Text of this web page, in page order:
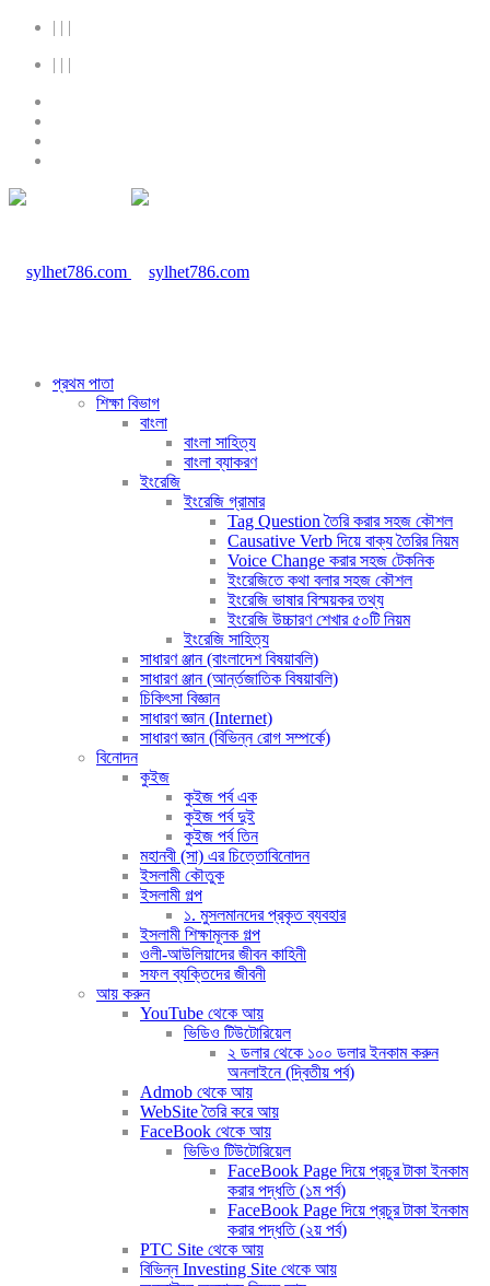
| | |
| | |
প্রথম পাতা
শিক্ষা বিভাগ
বাংলা
বাংলা সাহিত্য
বাংলা ব্যাকরণ
ইংরেজি
ইংরেজি গ্রামার
Tag Question তৈরি করার সহজ কৌশল
Causative Verb দিয়ে বাক্য তৈরির নিয়ম
Voice Change করার সহজ টেকনিক
ইংরেজিতে কথা বলার সহজ কৌশল
ইংরেজি ভাষার বিস্ময়কর তথ্য
ইংরেজি উচ্চারণ শেখার ৫০টি নিয়ম
ইংরেজি সাহিত্য
সাধারণ ঞ্জান (বাংলাদেশ বিষয়াবলি)
সাধারণ ঞ্জান (আর্ন্তজাতিক বিষয়াবলি)
চিকিৎসা বিজ্ঞান
সাধারণ জ্ঞান (Internet)
সাধারণ জ্ঞান (বিভিন্ন রোগ সম্পর্কে)
বিনোদন
কুইজ
কুইজ পর্ব এক
কুইজ পর্ব দুই
কুইজ পর্ব তিন
মহানবী (সা) এর চিত্তোবিনোদন
ইসলামী কৌতুক
ইসলামী গল্প
১. মুসলমানদের প্রকৃত ব্যবহার
ইসলামী শিক্ষামূলক গল্প
ওলী-আউলিয়াদের জীবন কাহিনী
সফল ব্যক্তিদের জীবনী
আয় করুন
YouTube থেকে আয়
ভিডিও টিউটোরিয়েল
২ ডলার থেকে ১০০ ডলার ইনকাম করুন
অনলাইনে (দ্বিতীয় পর্ব)
Admob থেকে আয়
WebSite তৈরি করে আয়
FaceBook থেকে আয়
ভিডিও টিউটোরিয়েল
FaceBook Page দিয়ে প্রচুর টাকা ইনকাম
করার পদ্ধতি (১ম পর্ব)
FaceBook Page দিয়ে প্রচুর টাকা ইনকাম
করার পদ্ধতি (২য় পর্ব)
PTC Site থেকে আয়
বিভিন্ন Investing Site থেকে আয়